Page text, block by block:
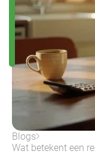
Blogs
Wat betekent een